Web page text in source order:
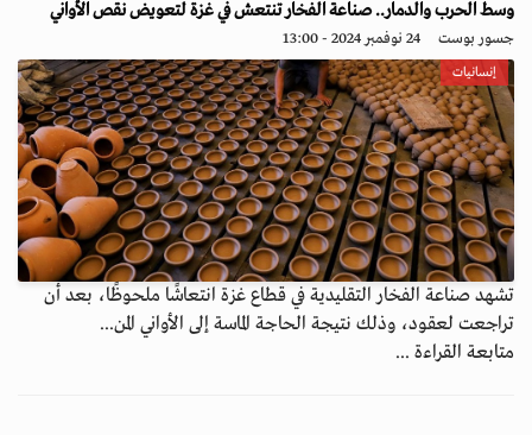
وسط الحرب والدمار.. صناعة الفخار تنتعش في غزة لتعويض نقص الأواني
جسور بوست 24 نوفمبر 2024 - 13:00
إنسانيات
تشهد صناعة الفخار التقليدية في قطاع غزة انتعاشًا ملحوظًا، بعد أن
تراجعت لعقود، وذلك نتيجة الحاجة الماسة إلى الأواني المن...
متابعة القراءة ...